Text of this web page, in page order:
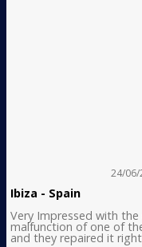
24/06/
Ibiza - Spain
Very Impressed with the
malfunction of one of
and they repaired it